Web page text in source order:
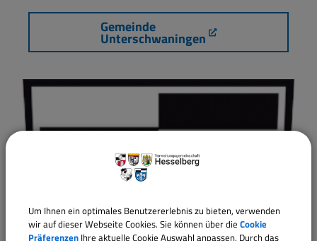
Gemeinde
Unterschwaningen
Um Ihnen ein optimales Benutzererlebnis zu bieten, verwenden
wir auf dieser Webseite Cookies. Sie können über die Cookie
Präferenzen Ihre aktuelle Cookie Auswahl anpassen. Durch das